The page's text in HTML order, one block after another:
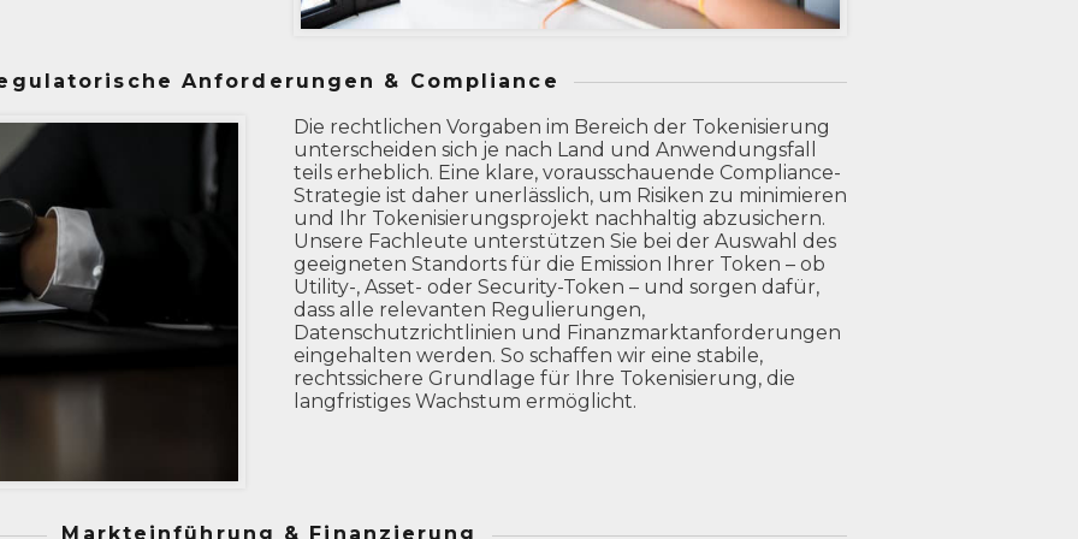
Anforderungen & Compliance
Die rechtlichen Vorgaben im Bereich der Tokenisierung
unterscheiden sich je nach Land und Anwendungsfall
teils erheblich. Eine klare, vorausschauende Compliance-
Strategie ist daher unerlässlich, um Risiken zu minimieren
und Ihr Tokenisierungsprojekt nachhaltig abzusichern.
Unsere Fachleute unterstützen Sie bei der Auswahl des
geeigneten Standorts für die Emission Ihrer Token – ob
Utility-, Asset- oder Security-Token – und sorgen dafür,
dass alle relevanten Regulierungen,
Datenschutzrichtlinien und Finanzmarktanforderungen
eingehalten werden. So schaffen wir eine stabile,
rechtssichere Grundlage für Ihre Tokenisierung, die
langfristiges Wachstum ermöglicht.
Markteinführung & Finanzierung